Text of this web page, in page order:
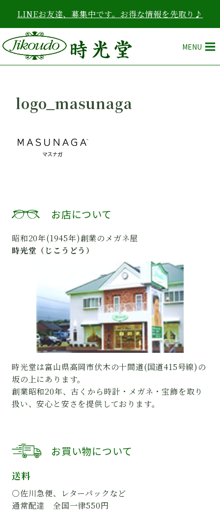
を
ス
キ
ッ
LINEお友達、募集中です。お得な情報を先取り♪
MENU
logo_masunaga
お店について
昭和20年(1945年)創業のメガネ屋
時光堂（じこうどう）
時光堂は富山県高岡市伏木の十間道(国道415号線)の
坂の上にあります。
創業昭和20年、古くから時計・メガネ・宝飾を取り
扱い、安心と安さを提供しております。
お買い物について
送料
○佐川急便、レターパックなど
通常配達 全国一律550円